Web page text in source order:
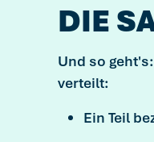
DIE
Und so
verteilt:
Ein Teil